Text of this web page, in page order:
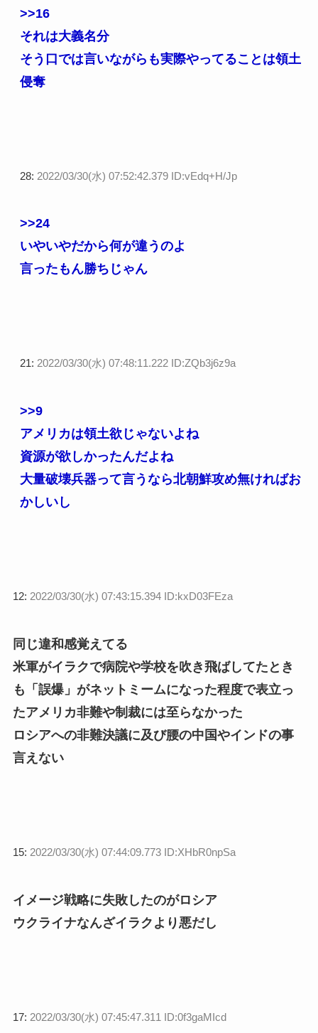
>>16
それは大義名分
そう口では言いながらも実際やってることは領土
侵奪
28: 2022/03/30(水) 07:52:42.379 ID:vEdq+H/Jp
>>24
いやいやだから何が違うのよ
言ったもん勝ちじゃん
21: 2022/03/30(水) 07:48:11.222 ID:ZQb3j6z9a
>>9
アメリカは領土欲じゃないよね
資源が欲しかったんだよね
大量破壊兵器って言うなら北朝鮮攻め無ければお
かしいし
12: 2022/03/30(水) 07:43:15.394 ID:kxD03FEza
同じ違和感覚えてる
米軍がイラクで病院や学校を吹き飛ばしてたとき
も「誤爆」がネットミームになった程度で表立っ
たアメリカ非難や制裁には至らなかった
ロシアへの非難決議に及び腰の中国やインドの事
言えない
15: 2022/03/30(水) 07:44:09.773 ID:XHbR0npSa
イメージ戦略に失敗したのがロシア
ウクライナなんざイラクより悪だし
17: 2022/03/30(水) 07:45:47.311 ID:0f3gaMIcd